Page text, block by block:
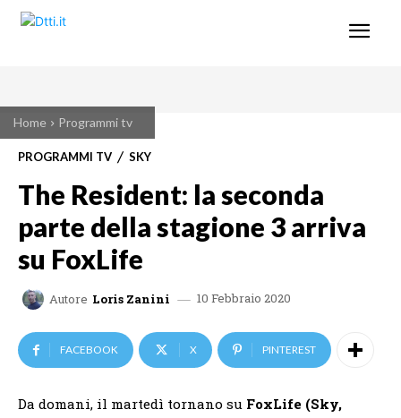
Home Programmi tv
PROGRAMMI TV SKY
The Resident: la seconda
parte della stagione 3 arriva
su FoxLife
Autore Loris Zanini 10 Febbraio 2020
FACEBOOK X PINTEREST
Da domani, il martedì tornano su FoxLife (Sky,